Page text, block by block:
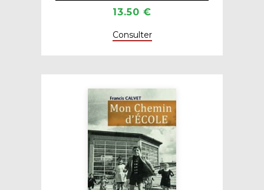
13.50 €
Consulter